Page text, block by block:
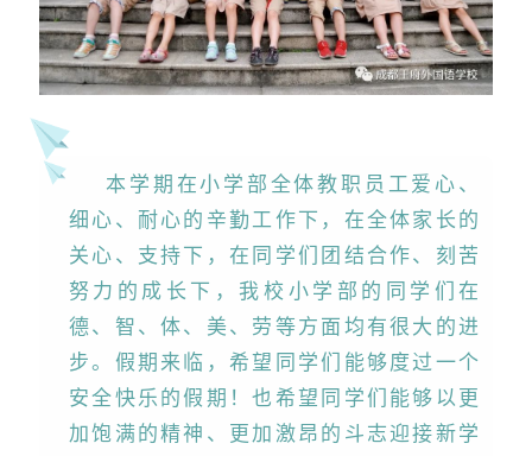
本学期在小学部全体教职员工爱心、
细心、耐心的辛勤工作下，在全体家长的
关心、支持下，在同学们团结合作、刻苦
努力的成长下，我校小学部的同学们在
德、智、体、美、劳等方面均有很大的进
步。假期来临，希望同学们能够度过一个
安全快乐的假期！也希望同学们能够以更
加饱满的精神、更加激昂的斗志迎接新学